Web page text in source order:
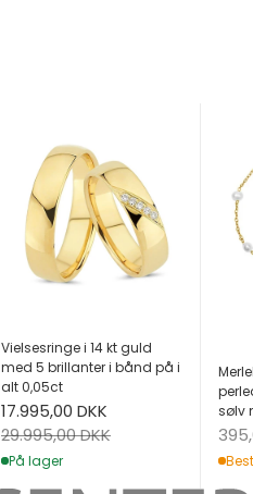
Vielsesringe i 14 kt guld
med 5 brillanter i bånd på i
alt 0,05ct
Salgspris
17.995,00 DKK
Normalpris
29.995,00 DKK
På lager
sølv